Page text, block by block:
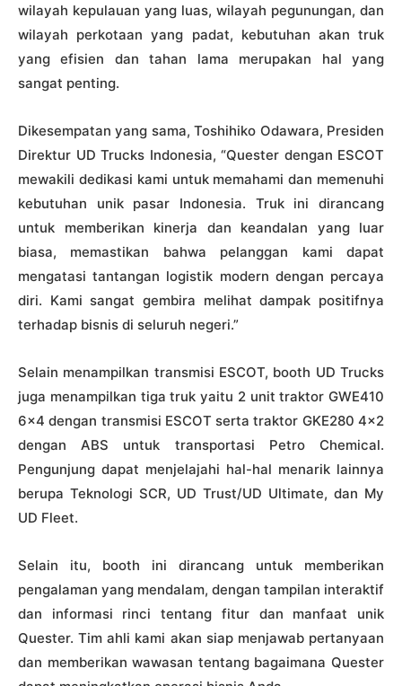
wilayah kepulauan yang luas, wilayah pegunungan, dan
wilayah perkotaan yang padat, kebutuhan akan truk
yang efisien dan tahan lama merupakan hal yang
sangat penting.
Dikesempatan yang sama, Toshihiko Odawara, Presiden
Direktur UD Trucks Indonesia, “Quester dengan ESCOT
mewakili dedikasi kami untuk memahami dan memenuhi
kebutuhan unik pasar Indonesia. Truk ini dirancang
untuk memberikan kinerja dan keandalan yang luar
biasa, memastikan bahwa pelanggan kami dapat
mengatasi tantangan logistik modern dengan percaya
diri. Kami sangat gembira melihat dampak positifnya
terhadap bisnis di seluruh negeri.”
Selain menampilkan transmisi ESCOT, booth UD Trucks
juga menampilkan tiga truk yaitu 2 unit traktor GWE410
6×4 dengan transmisi ESCOT serta traktor GKE280 4×2
dengan ABS untuk transportasi Petro Chemical.
Pengunjung dapat menjelajahi hal-hal menarik lainnya
berupa Teknologi SCR, UD Trust/UD Ultimate, dan My
UD Fleet.
Selain itu, booth ini dirancang untuk memberikan
pengalaman yang mendalam, dengan tampilan interaktif
dan informasi rinci tentang fitur dan manfaat unik
Quester. Tim ahli kami akan siap menjawab pertanyaan
dan memberikan wawasan tentang bagaimana Quester